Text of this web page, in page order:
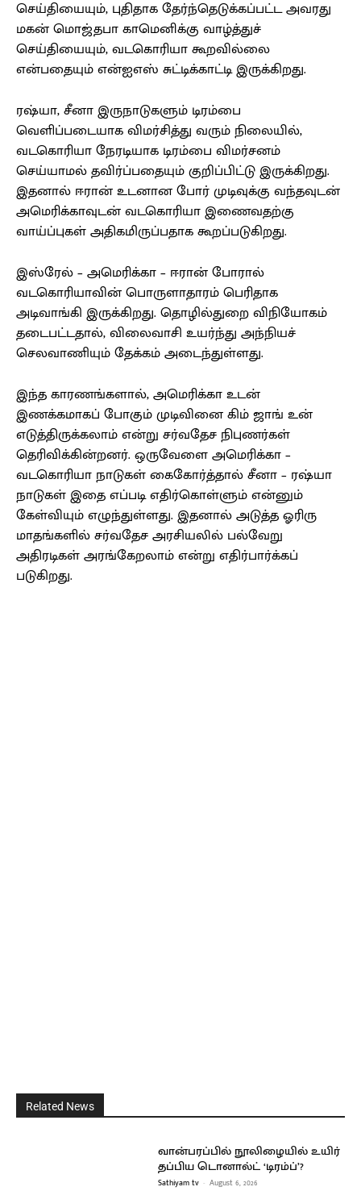
செய்தியையும், புதிதாக தேர்ந்தெடுக்கப்பட்ட அவரது
மகன் மொஜ்தபா காமெனிக்கு வாழ்த்துச்
செய்தியையும், வடகொரியா கூறவில்லை
என்பதையும் என்ஐஎஸ் சுட்டிக்காட்டி இருக்கிறது.
ரஷ்யா, சீனா இருநாடுகளும் டிரம்பை
வெளிப்படையாக விமர்சித்து வரும் நிலையில்,
வடகொரியா நேரடியாக டிரம்பை விமர்சனம்
செய்யாமல் தவிர்ப்பதையும் குறிப்பிட்டு இருக்கிறது.
இதனால் ஈரான் உடனான போர் முடிவுக்கு வந்தவுடன்
அமெரிக்காவுடன் வடகொரியா இணைவதற்கு
வாய்ப்புகள் அதிகமிருப்பதாக கூறப்படுகிறது.
இஸ்ரேல் – அமெரிக்கா – ஈரான் போரால்
வடகொரியாவின் பொருளாதாரம் பெரிதாக
அடிவாங்கி இருக்கிறது. தொழில்துறை விநியோகம்
தடைபட்டதால், விலைவாசி உயர்ந்து அந்நியச்
செலவாணியும் தேக்கம் அடைந்துள்ளது.
இந்த காரணங்களால், அமெரிக்கா உடன்
இணக்கமாகப் போகும் முடிவினை கிம் ஜாங் உன்
எடுத்திருக்கலாம் என்று சர்வதேச நிபுணர்கள்
தெரிவிக்கின்றனர். ஒருவேளை அமெரிக்கா –
வடகொரியா நாடுகள் கைகோர்த்தால் சீனா – ரஷ்யா
நாடுகள் இதை எப்படி எதிர்கொள்ளும் என்னும்
கேள்வியும் எழுந்துள்ளது. இதனால் அடுத்த ஓரிரு
மாதங்களில் சர்வதேச அரசியலில் பல்வேறு
அதிரடிகள் அரங்கேறலாம் என்று எதிர்பார்க்கப்
படுகிறது.
Related News
வான்பரப்பில் நூலிழையில் உயிர்
தப்பிய டொனால்ட் ‘டிரம்ப்’?
Sathiyam tv - August 6, 2026